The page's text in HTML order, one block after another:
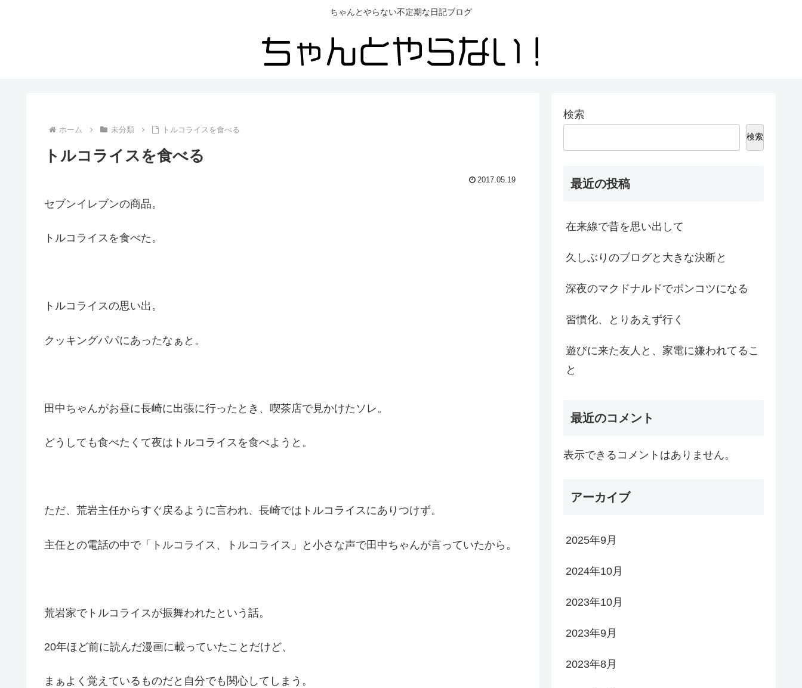
ちゃんとやらない不定期な日記ブログ
ホーム 未分類 トルコライスを食べる
トルコライスを食べる
2017.05.19
セブンイレブンの商品。
トルコライスを食べた。
トルコライスの思い出。
クッキングパパにあったなぁと。
田中ちゃんがお昼に長崎に出張に行ったとき、喫茶店で見かけたソレ。
どうしても食べたくて夜はトルコライスを食べようと。
ただ、荒岩主任からすぐ戻るように言われ、長崎ではトルコライスにありつけず。
主任との電話の中で「トルコライス、トルコライス」と小さな声で田中ちゃんが言っていたから。
荒岩家でトルコライスが振舞われたという話。
20年ほど前に読んだ漫画に載っていたことだけど、
まぁよく覚えているものだと自分でも関心してしまう。
検索
検索
最近の投稿
在来線で昔を思い出して
久しぶりのブログと大きな決断と
深夜のマクドナルドでポンコツになる
習慣化、とりあえず行く
遊びに来た友人と、家電に嫌われてるこ
と
最近のコメント
表示できるコメントはありません。
アーカイブ
2025年9月
2024年10月
2023年10月
2023年9月
2023年8月